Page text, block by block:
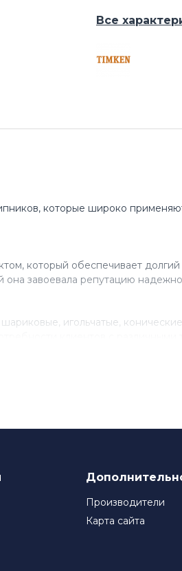
Все
которые широко
который обеспечивает
завоевала репутацию
игольчатые,
Производители
Карта сайта